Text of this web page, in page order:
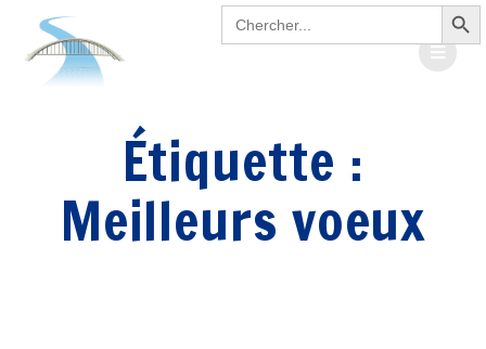
Search Search Button
Passer
au
Étiquette :
Meilleurs voeux